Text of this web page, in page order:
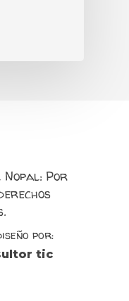
Por
por:
tic